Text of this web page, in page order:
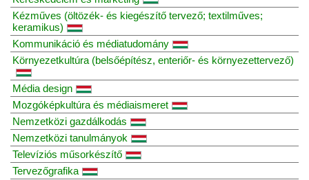
Kézműves (öltözék- és kiegészítő tervező; textilműves;
keramikus)
Kommunikáció és médiatudomány
Környezetkultúra (belsőépítész, enteriőr- és környezettervező)
Média design
Mozgóképkultúra és médiaismeret
Nemzetközi gazdálkodás
Nemzetközi tanulmányok
Televíziós műsorkészítő
Tervezőgrafika